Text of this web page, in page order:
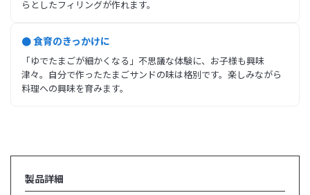
らとしたフィリングが作れます。
● 食育のきっかけに
「ゆでたまごが細かくなる」不思議な体験に、お子様も興味
津々。自分で作ったたまごサンドの味は格別です。楽しみながら
料理への興味を育みます。
製品詳細